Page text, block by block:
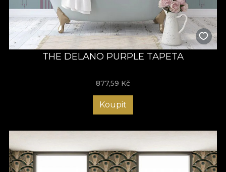
THE DELANO PURPLE TAPETA
877,59 Kč
Koupit